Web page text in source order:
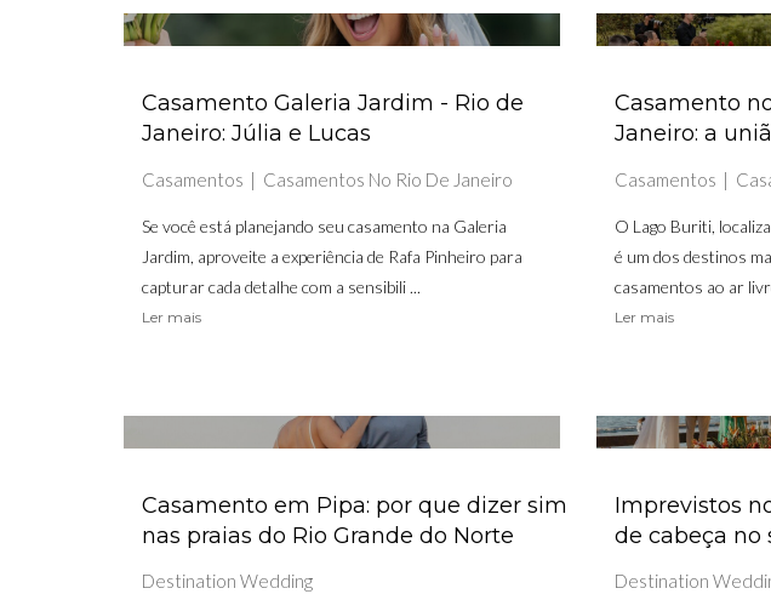
Casamento Galeria Jardim - Rio de
Janeiro: Júlia e Lucas
Casamentos Casamentos No Rio De Janeiro
Se você está planejando seu casamento na Galeria
Jardim, aproveite a experiência de Rafa Pinheiro para
capturar cada detalhe com a sensibili ...
Ler mais
Casamento
Janeiro: a
Casamentos
O Lago Buriti,
é um dos destinos
casamentos ao ar
Ler mais
Casamento em Pipa: por que dizer sim
nas praias do Rio Grande do Norte
Destination Wedding
Imprevistos
de cabeça no
Destination